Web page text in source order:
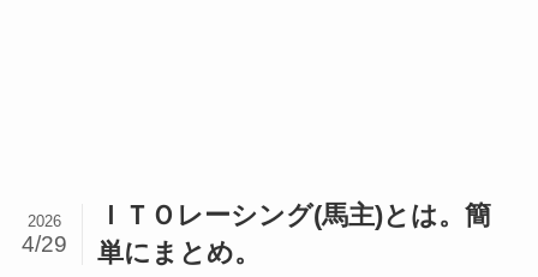
ＩＴＯレーシング(馬主)とは。簡
単にまとめ。
2026
4/29